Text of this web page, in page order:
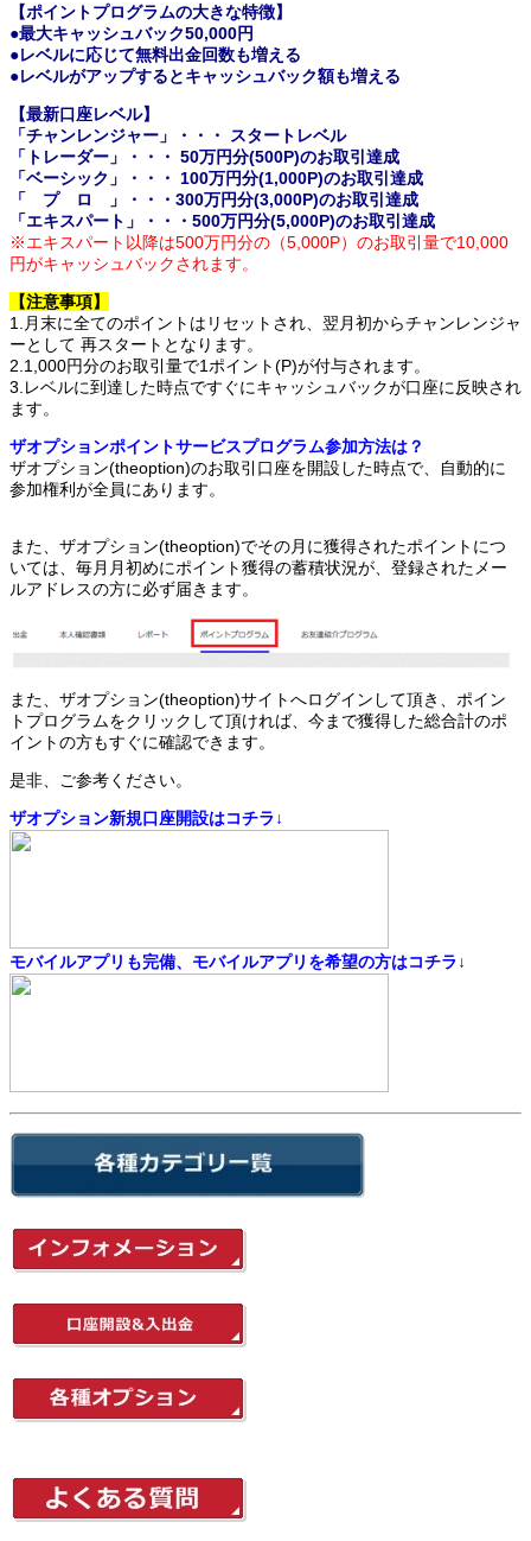
【ポイントプログラムの大きな特徴】
●最大キャッシュバック50,000円
●レベルに応じて無料出金回数も増える
●レベルがアップするとキャッシュバック額も増える
【最新口座レベル】
「チャンレンジャー」・・・ スタートレベル
「トレーダー」・・・ 50万円分(500P)のお取引達成
「ベーシック」・・・ 100万円分(1,000P)のお取引達成
「 プ ロ 」・・・300万円分(3,000P)のお取引達成
「エキスパート」・・・500万円分(5,000P)のお取引達成
※エキスパート以降は500万円分の（5,000P）のお取引量で10,000
円がキャッシュバックされます。
【注意事項】
1.月末に全てのポイントはリセットされ、翌月初からチャンレンジャ
ーとして 再スタートとなります。
2.1,000円分のお取引量で1ポイント(P)が付与されます。
3.レベルに到達した時点ですぐにキャッシュバックが口座に反映され
ます。
ザオプションポイントサービスプログラム参加方法は？
ザオプション(theoption)のお取引口座を開設した時点で、自動的に
参加権利が全員にあります。
また、ザオプション(theoption)でその月に獲得されたポイントにつ
いては、毎月月初めにポイント獲得の蓄積状況が、登録されたメー
ルアドレスの方に必ず届きます。
また、ザオプション(theoption)サイトへログインして頂き、ポイン
トプログラムをクリックして頂ければ、今まで獲得した総合計のポ
イントの方もすぐに確認できます。
是非、ご参考ください。
ザオプション新規口座開設はコチラ↓
モバイルアプリも完備、モバイルアプリを希望の方はコチラ↓